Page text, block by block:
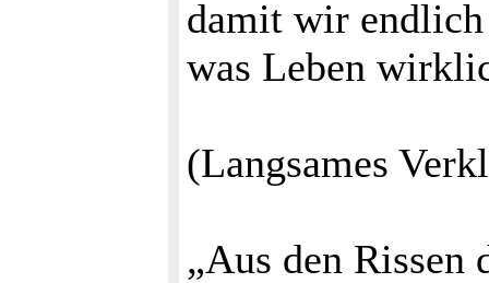
damit wir endlich
was Leben
(Langsames
„Aus den Rissen